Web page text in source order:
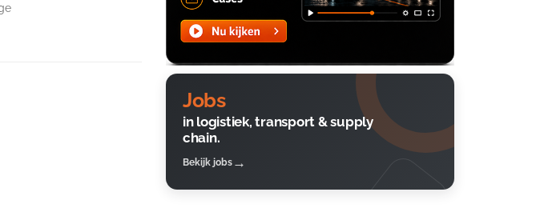
Jobs
in logistiek, transport & supply
chain.
Bekijk jobs